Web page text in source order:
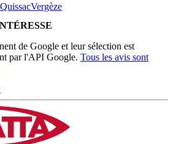
QuissacVergèze
de Google et leur sélection est
par l'API Google. Tous les avis sont